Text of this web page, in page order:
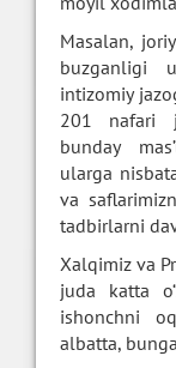
Masalan,
buzganligi
intizomiy
201 nafari
bunday
ularga
va
tadbirlarni
Xalqimiz va
juda katta
ishonchni
albatta,